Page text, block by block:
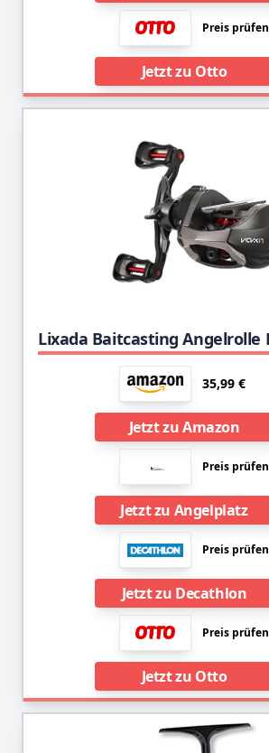
Preis prüfen
Jetzt zu Otto
35,99 €
Jetzt zu Amazon
Preis prüfen
Jetzt zu Angelplatz
Preis prüfen
Jetzt zu Decathlon
Preis prüfen
Jetzt zu Otto